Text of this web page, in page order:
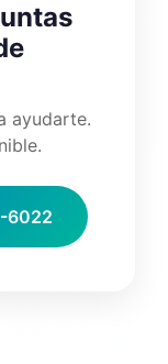
ayudarte.
6022